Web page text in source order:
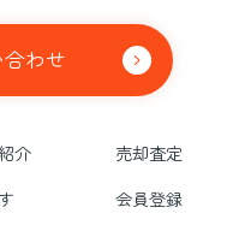
わせ
介
売却査定
会員登録